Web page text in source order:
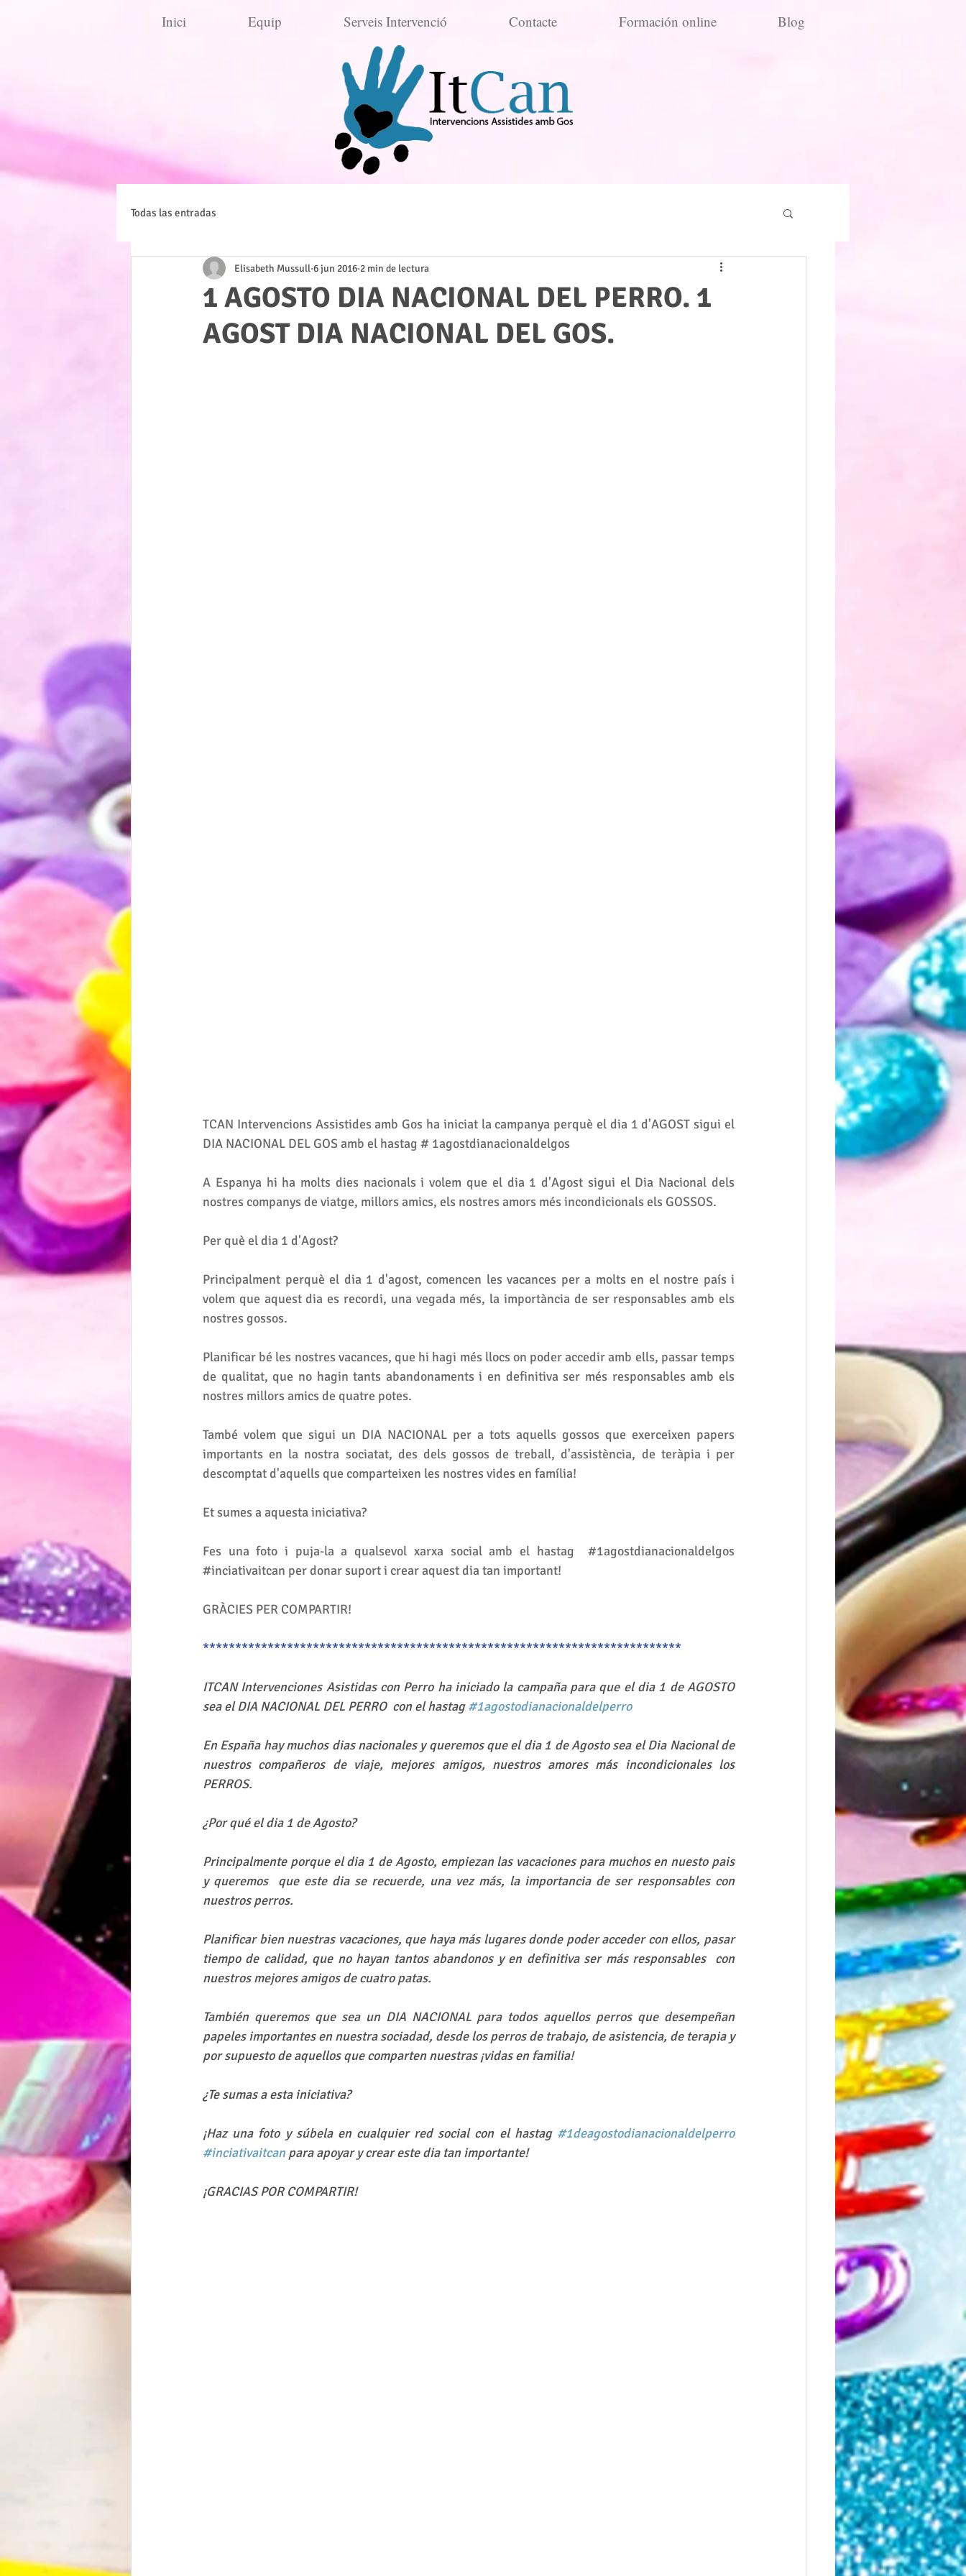
Inici Equip Serveis Intervenció Contacte Formación online Blog
Todas las entradas
1 AGOSTO DIA NACIONAL DEL PERRO. 1
AGOST DIA NACIONAL DEL GOS.
Elisabeth Mussull 6 jun 2016 2 min de lectura
TCAN Intervencions Assistides amb Gos ha iniciat la campanya perquè el dia 1 d'AGOST sigui el
DIA NACIONAL DEL GOS amb el hastag # 1agostdianacionaldelgos
A Espanya hi ha molts dies nacionals i volem que el dia 1 d'Agost sigui el Dia Nacional dels
nostres companys de viatge, millors amics, els nostres amors més incondicionals els GOSSOS.
Per què el dia 1 d'Agost?
Principalment perquè el dia 1 d'agost, comencen les vacances per a molts en el nostre país i
volem que aquest dia es recordi, una vegada més, la importància de ser responsables amb els
nostres gossos.
Planificar bé les nostres vacances, que hi hagi més llocs on poder accedir amb ells, passar temps
de qualitat, que no hagin tants abandonaments i en definitiva ser més responsables amb els
nostres millors amics de quatre potes.
També volem que sigui un DIA NACIONAL per a tots aquells gossos que exerceixen papers
importants en la nostra sociatat, des dels gossos de treball, d'assistència, de teràpia i per
descomptat d'aquells que comparteixen les nostres vides en família!
Et sumes a aquesta iniciativa?
Fes una foto i puja-la a qualsevol xarxa social amb el hastag #1agostdianacionaldelgos
#inciativaitcan per donar suport i crear aquest dia tan important!
GRÀCIES PER COMPARTIR!
**************************************************************************
ITCAN Intervenciones Asistidas con Perro ha iniciado la campaña para que el dia 1 de AGOSTO
sea el DIA NACIONAL DEL PERRO  con el hastag #1agostodianacionaldelperro
En España hay muchos dias nacionales y queremos que el dia 1 de Agosto sea el Dia Nacional de
nuestros compañeros de viaje, mejores amigos, nuestros amores más incondicionales los
PERROS.
¿Por qué el dia 1 de Agosto?
Principalmente porque el dia 1 de Agosto, empiezan las vacaciones para muchos en nuesto pais
y queremos  que este dia se recuerde, una vez más, la importancia de ser responsables con
nuestros perros.
Planificar bien nuestras vacaciones, que haya más lugares donde poder acceder con ellos, pasar
tiempo de calidad, que no hayan tantos abandonos y en definitiva ser más responsables  con
nuestros mejores amigos de cuatro patas.
También queremos que sea un DIA NACIONAL para todos aquellos perros que desempeñan
papeles importantes en nuestra sociadad, desde los perros de trabajo, de asistencia, de terapia y
por supuesto de aquellos que comparten nuestras ¡vidas en familia!
¿Te sumas a esta iniciativa?
¡Haz una foto y súbela en cualquier red social con el hastag #1deagostodianacionaldelperro
#inciativaitcan para apoyar y crear este dia tan importante!
¡GRACIAS POR COMPARTIR!